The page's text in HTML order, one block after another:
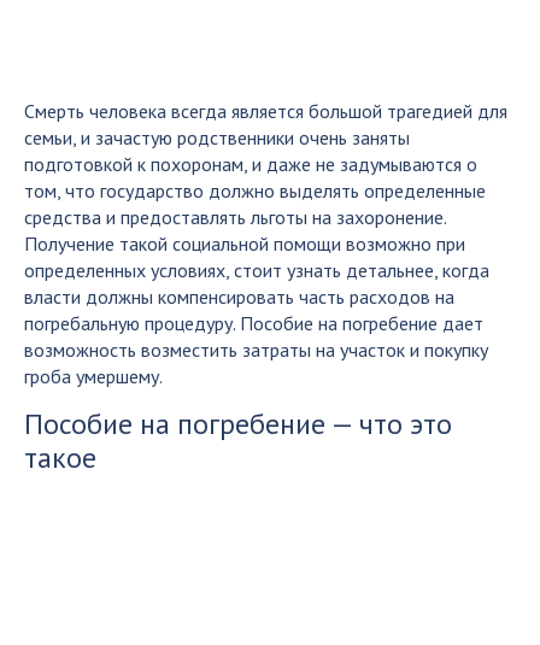
Смерть человека всегда является большой трагедией для
семьи, и зачастую родственники очень заняты
подготовкой к похоронам, и даже не задумываются о
том, что государство должно выделять определенные
средства и предоставлять льготы на захоронение.
Получение такой социальной помощи возможно при
определенных условиях, стоит узнать детальнее, когда
власти должны компенсировать часть расходов на
погребальную процедуру. Пособие на погребение дает
возможность возместить затраты на участок и покупку
гроба умершему.
Пособие на погребение — что это
такое